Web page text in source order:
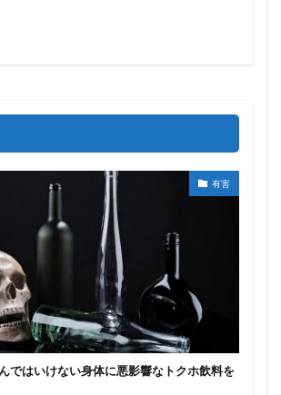
有害
ではいけない身体に悪影響なトクホ飲料を